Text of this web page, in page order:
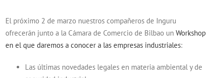
El próximo 2 de marzo nuestros compañeros de Inguru
ofrecerán junto a la Cámara de Comercio de Bilbao unWorkshop
en el que daremos a conocer a las empresas industriales:
Las últimas novedades legales en materia ambiental y de